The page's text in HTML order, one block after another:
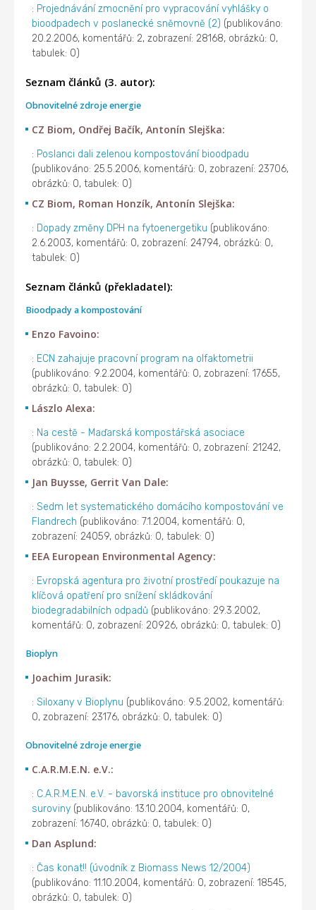
: Projednávání zmocnění pro vypracování vyhlášky o
bioodpadech v poslanecké sněmovně (2) (publikováno:
20.2.2006, komentářů: 2, zobrazení: 28168, obrázků: 0,
tabulek: 0)
Seznam článků (3. autor):
Obnovitelné zdroje energie
CZ Biom, Ondřej Bačík, Antonín Slejška:
: Poslanci dali zelenou kompostování bioodpadu
(publikováno: 25.5.2006, komentářů: 0, zobrazení: 23706,
obrázků: 0, tabulek: 0)
CZ Biom, Roman Honzík, Antonín Slejška:
: Dopady změny DPH na fytoenergetiku (publikováno:
2.6.2003, komentářů: 0, zobrazení: 24794, obrázků: 0,
tabulek: 0)
Seznam článků (překladatel):
Bioodpady a kompostování
Enzo Favoino:
: ECN zahajuje pracovní program na olfaktometrii
(publikováno: 9.2.2004, komentářů: 0, zobrazení: 17655,
obrázků: 0, tabulek: 0)
Lászlo Alexa:
: Na cestě - Maďarská kompostářská asociace
(publikováno: 2.2.2004, komentářů: 0, zobrazení: 21242,
obrázků: 0, tabulek: 0)
Jan Buysse, Gerrit Van Dale:
:Sedm let systematického domácího kompostování ve
Flandrech (publikováno: 7.1.2004, komentářů: 0,
zobrazení: 24059, obrázků: 0, tabulek: 0)
EEA European Environmental Agency:
: Evropská agentura pro životní prostředí poukazuje na
klíčová opatření pro snížení skládkování
biodegradabilních odpadů (publikováno: 29.3.2002,
komentářů: 0, zobrazení: 20926, obrázků: 0, tabulek: 0)
Bioplyn
Joachim Jurasik:
:Siloxany v Bioplynu (publikováno: 9.5.2002, komentářů:
0, zobrazení: 23176, obrázků: 0, tabulek: 0)
Obnovitelné zdroje energie
C.A.R.M.E.N. e.V.:
: C.A.R.M.E.N. e.V. - bavorská instituce pro obnovitelné
suroviny (publikováno: 13.10.2004, komentářů: 0,
zobrazení: 16740, obrázků: 0, tabulek: 0)
Dan Asplund:
: Čas konat!! (úvodník z Biomass News 12/2004)
(publikováno: 11.10.2004, komentářů: 0, zobrazení: 18545,
obrázků: 0, tabulek: 0)